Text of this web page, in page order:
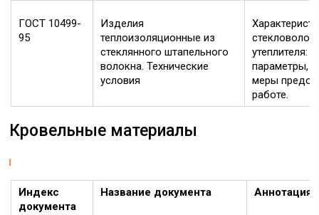
ГОСТ 10499-
95
Изделия
теплоизоляционные из
стеклянного штапельного
волокна. Технические
условия
утеплителя:
параметры,
меры
работе.
Кровельные материалы
Индекс
документа
Название документа Аннотация